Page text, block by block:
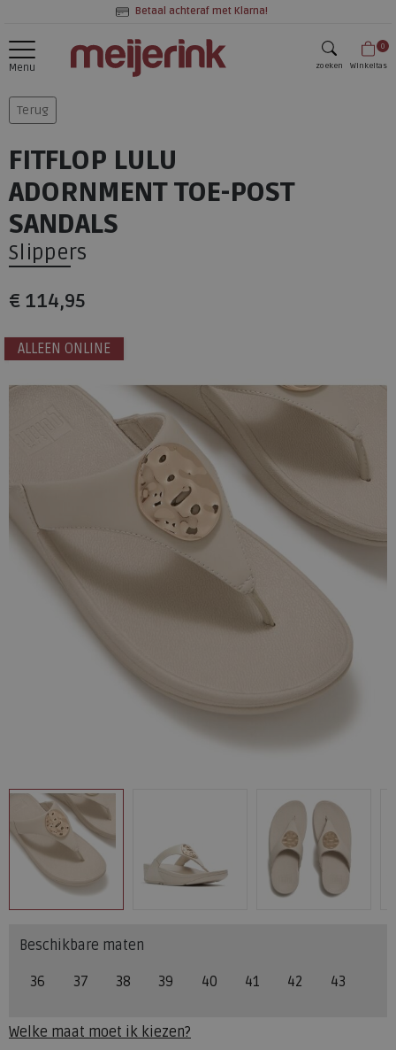
Betaal achteraf met Klarna!
Menu zoeken
0
Winkeltas
Terug
FITFLOP LULU
ADORNMENT TOE-POST
SANDALS
Slippers
€ 114,95
ALLEEN ONLINE
Beschikbare maten
36 37 38 39 40 41 42 43
Welke maat moet ik kiezen?